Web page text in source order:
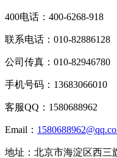
400电话： 400-6268-918
联系电话： 010-82886128
公司传真： 010-82946780
手机号码： 13683066010
客服QQ： 1580688962
Email：
地址： 北京市海淀区西三